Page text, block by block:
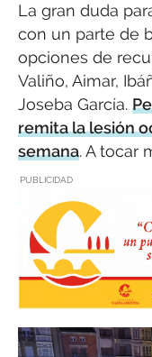
La gran duda
con un parte de
opciones de
Valiño, Aimar,
Joseba García.
remita la lesión
semana. A tocar
PUBLICIDAD